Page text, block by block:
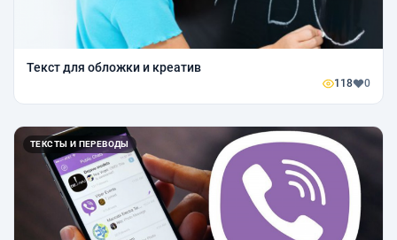
Текст для обложки и креатив
118 0
ТЕКСТЫ И ПЕРЕВОДЫ